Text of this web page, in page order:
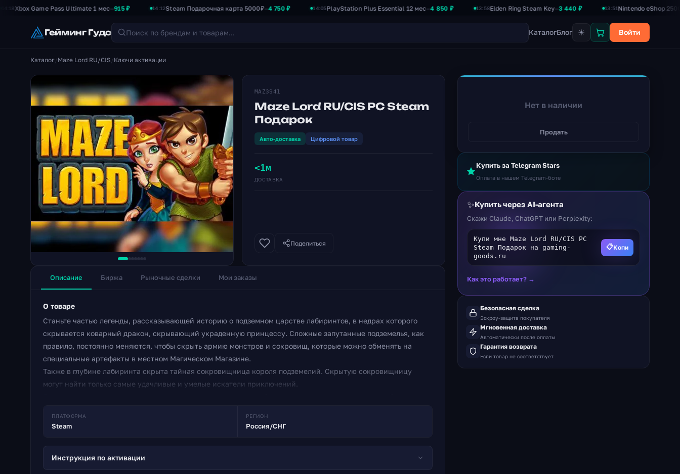
Game Pass Ultimate 1 мес—915 ₽ Steam Подарочная карта 5000₽ —4 750 ₽ PlayStation Plus Essential 12 мес —4 850 ₽ Elden Ring Steam Key—3 440 ₽ Nintendo eShop 2500₽—2
Гейминг Гудс КаталогБлог ☀ Войти
Каталог /Maze Lord RU/CIS /Ключи активации
MAZ3S41
Maze Lord RU/CIS PC Steam
Подарок
Авто-доставка Цифровой товар
<1м
ДОСТАВКА
Поделиться
Описание Биржа Рыночные сделки Мои заказы
О товаре
Станьте частью легенды, рассказывающей историю о подземном царстве лабиринтов, в недрах которого
скрывается коварный дракон, скрывающий украденную принцессу. Сложные запутанные подземелья, как
правило, постоянно меняются, чтобы скрыть армию монстров и сокровищ, которые можно обменять на
специальные артефакты в местном Магическом Магазине.
Также в глубине лабиринта скрыта тайная сокровищница короля подземелий. Скрытую сокровищницу
могут найти только самые удачливые и умелые искатели приключений.
не «боятся» заостренных шипов в полу, а факел поможет пробраться сквозь гигантскую паутину.
интересных уровней ручной работы Скрытая сокровищница и Магический магазин 15 торговых карт, 10
фонов и 10 удивительных смайликов!
ПЛАТФОРМА
Steam
РЕГИОН
Россия/СНГ
Инструкция по активации
Нет в наличии
Продать
Купить за Telegram Stars
Оплата в нашем Telegram-боте
✨Купить через AI-агента
Скажи Claude, ChatGPT или Perplexity:
Купи мне Maze Lord RU/CIS PC
Steam Подарок на gaming-
goods.ru
📋Копи
Как это работает? →
Безопасная сделка
Эскроу-защита покупателя
Мгновенная доставка
Автоматически после оплаты
Гарантия возврата
Если товар не соответствует